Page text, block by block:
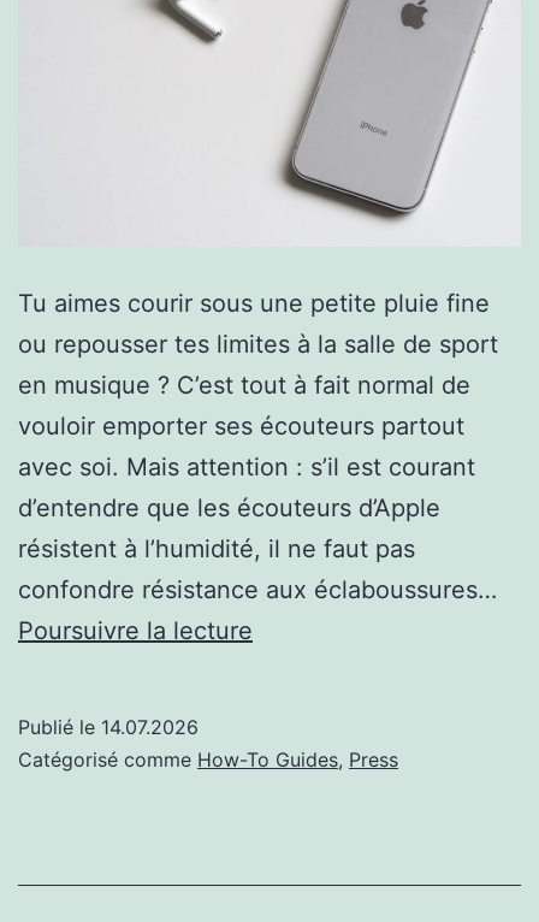
Tu aimes courir sous une petite pluie fine
ou repousser tes limites à la salle de sport
en musique ? C’est tout à fait normal de
vouloir emporter ses écouteurs partout
avec soi. Mais attention : s’il est courant
d’entendre que les écouteurs d’Apple
résistent à l’humidité, il ne faut pas
confondre résistance aux éclaboussures…
Poursuivre la lecture
ils
Publié le 14.07.2026
Catégorisé comme How-To Guides, Press